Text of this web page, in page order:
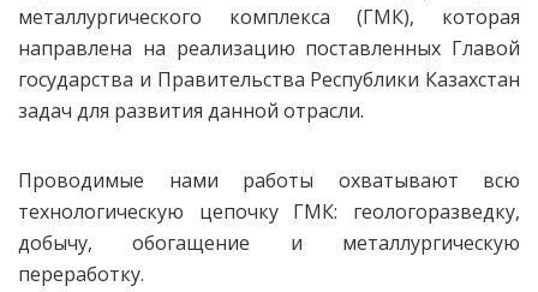
металлургического комплекса (ГМК), которая
направлена на реализацию поставленных Главой
государства и Правительства Республики Казахстан
задач для развития данной отрасли.
Проводимые нами работы охватывают всю
технологическую цепочку ГМК: геологоразведку,
добычу, обогащение и металлургическую
переработку.